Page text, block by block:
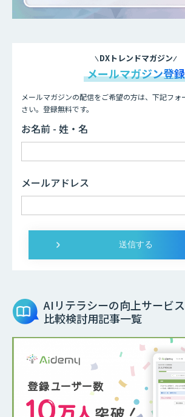
DXトレンドマガジン
メールマガジン登録
メールマガジンの配信をご希望の方は、下記フォ
さい。登録無料です。
お名前 - 姓・名
メールアドレス
AIリテラシーの向上サービス
比較検討用記事一覧